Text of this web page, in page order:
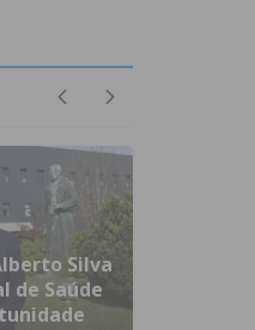
Silva
de Saúde